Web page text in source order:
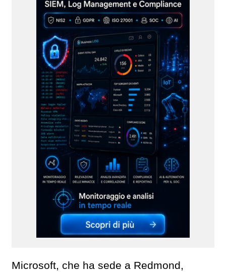
Microsoft, che ha sede a Redmond,